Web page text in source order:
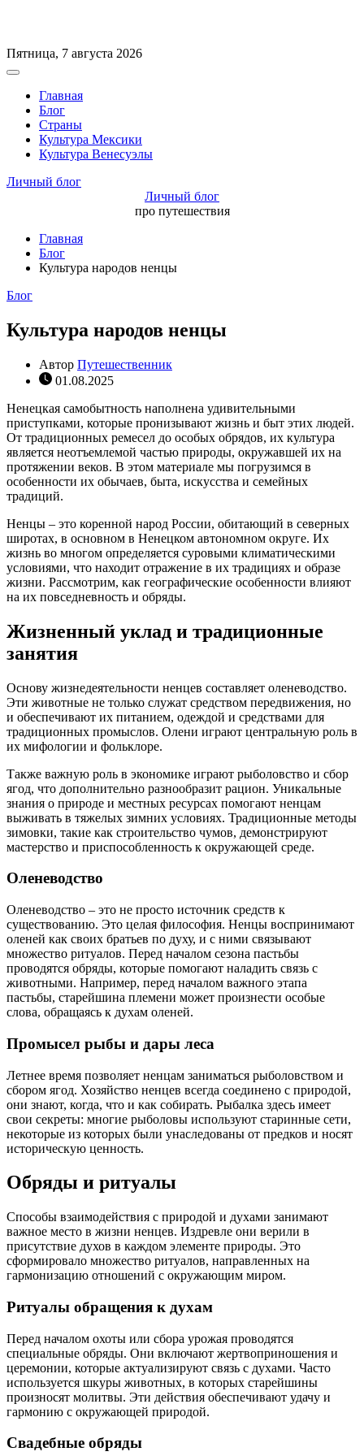
Перейти
к
Пятница, 7 августа 2026
Вне
холстаГлавная
Блог
Страны
Культура Мексики
Культура Венесуэлы
Личный блог
Личный блог
про путешествия
Главная
Блог
Культура народов ненцы
Рубрики
Блог
Культура народов ненцы
Автор Путешественник
01.08.2025
Ненецкая самобытность наполнена удивительными
приступками, которые пронизывают жизнь и быт этих людей.
От традиционных ремесел до особых обрядов, их культура
является неотъемлемой частью природы, окружавшей их на
протяжении веков. В этом материале мы погрузимся в
особенности их обычаев, быта, искусства и семейных
традиций.
Ненцы – это коренной народ России, обитающий в северных
широтах, в основном в Ненецком автономном округе. Их
жизнь во многом определяется суровыми климатическими
условиями, что находит отражение в их традициях и образе
жизни. Рассмотрим, как географические особенности влияют
на их повседневность и обряды.
Жизненный уклад и традиционные
занятия
Основу жизнедеятельности ненцев составляет оленеводство.
Эти животные не только служат средством передвижения, но
и обеспечивают их питанием, одеждой и средствами для
традиционных промыслов. Олени играют центральную роль в
их мифологии и фольклоре.
Также важную роль в экономике играют рыболовство и сбор
ягод, что дополнительно разнообразит рацион. Уникальные
знания о природе и местных ресурсах помогают ненцам
выживать в тяжелых зимних условиях. Традиционные методы
зимовки, такие как строительство чумов, демонстрируют
мастерство и приспособленность к окружающей среде.
Оленеводство
Оленеводство – это не просто источник средств к
существованию. Это целая философия. Ненцы воспринимают
оленей как своих братьев по духу, и с ними связывают
множество ритуалов. Перед началом сезона пастьбы
проводятся обряды, которые помогают наладить связь с
животными. Например, перед началом важного этапа
пастьбы, старейшина племени может произнести особые
слова, обращаясь к духам оленей.
Промысел рыбы и дары леса
Летнее время позволяет ненцам заниматься рыболовством и
сбором ягод. Хозяйство ненцев всегда соединено с природой,
они знают, когда, что и как собирать. Рыбалка здесь имеет
свои секреты: многие рыболовы используют старинные сети,
некоторые из которых были унаследованы от предков и носят
историческую ценность.
Обряды и ритуалы
Способы взаимодействия с природой и духами занимают
важное место в жизни ненцев. Издревле они верили в
присутствие духов в каждом элементе природы. Это
сформировало множество ритуалов, направленных на
гармонизацию отношений с окружающим миром.
Ритуалы обращения к духам
Перед началом охоты или сбора урожая проводятся
специальные обряды. Они включают жертвоприношения и
церемонии, которые актуализируют связь с духами. Часто
используется шкуры животных, в которых старейшины
произносят молитвы. Эти действия обеспечивают удачу и
гармонию с окружающей природой.
Свадебные обряды